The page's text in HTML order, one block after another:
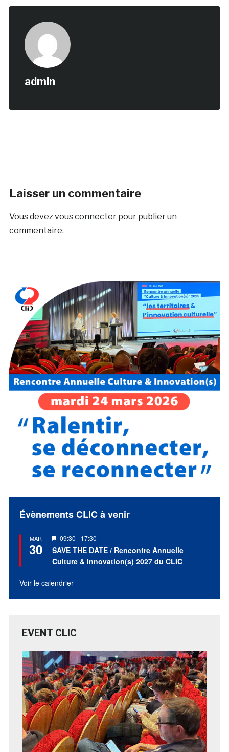
admin
Laisser un commentaire
Vous devez vous connecterpour publier un
commentaire.
Évènements CLIC à venir
MAR
30
Mis
en
avant
09:30 - 17:30
SAVE THE DATE / Rencontre Annuelle
Culture & Innovation(s) 2027 du CLIC
Voir le calendrier
EVENT CLIC